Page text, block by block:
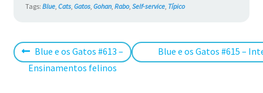
Tags: Blue, Cats, Gatos, Gohan, Rabo, Self-service, Típico
Navegação
de
Post
anterior:
Blue e os Gatos #613 –
Ensinamentos felinos
Próximo
Blue e os Gatos #615 –